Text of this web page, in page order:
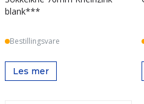
blank***
Bestillingsvare
Les mer